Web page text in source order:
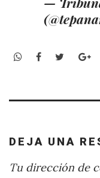
WhatsApp
Facebook
Twitter
DEJA UNA
Tu dirección de